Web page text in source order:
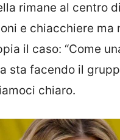
rimane al centro
e chiacchiere ma
il caso: “Come
sta facendo il
chiaro.